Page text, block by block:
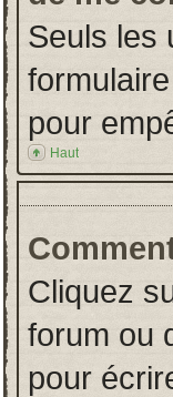
Seuls les
pour
Haut
Cliquez
forum ou
pour